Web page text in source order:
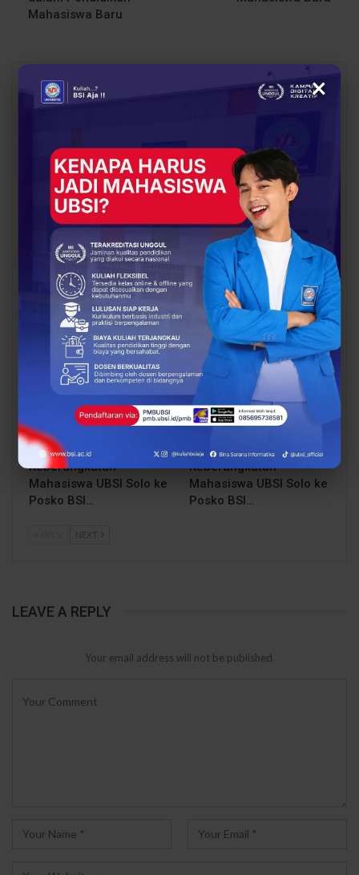
Mahasiswa Baru
All
You Might Also Like
Sinergi Pendidikan dan
Industri Makin Panas!
BCC & BEC Sukses Gelar
“Come…
Proses Belajar di UBSI
yang Mendukung
Mahasiswa Lebih Siap
BERITA
Dosen Pembimbing
Lapangan Dampingi
Keberangkatan
Mahasiswa UBSI Solo ke
Posko BSI…
BERITA
Lapangan Dampingi
Keberangkatan
Mahasiswa UBSI Solo ke
Posko BSI…
NEXT
LEAVE A REPLY
Your email address will not be published.
×